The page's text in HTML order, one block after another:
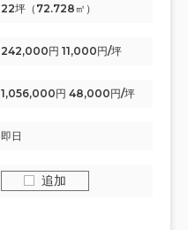
22坪（72.728㎡）
242,000円 11,000円/坪
1,056,000円 48,000円/坪
即日
追加